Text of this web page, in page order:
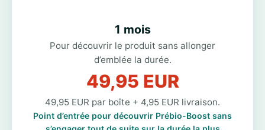
1 mois
Pour découvrir le produit sans allonger
d’emblée la durée.
49,95 EUR
49,95 EUR par boîte + 4,95 EUR livraison.
Point d’entrée pour découvrir Prébio-Boost sans